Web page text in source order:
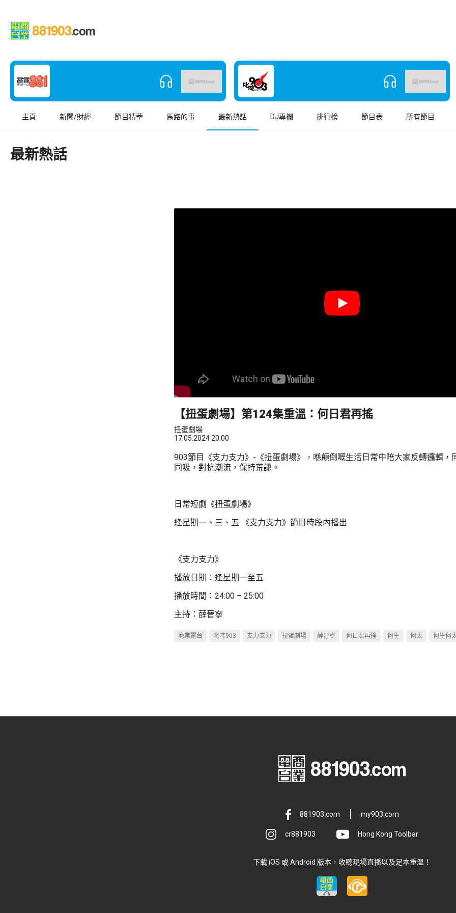
主頁 新聞/財經 節目精華 馬路的事 最新熱話 DJ專欄 排行榜 節目表 所有節目
最新熱話
【扭蛋劇場】第124集重溫：何日君再搖
扭蛋劇場
17.05.2024 20:00
903節目《支力支力》-《扭蛋劇場》，喺顛倒嘅生活日常中陪大家反轉邏輯，
同吸，對抗潮流，保持荒謬。
日常短劇《扭蛋劇場》
逢星期一、三、五 《支力支力》節目時段內播出
《支力支力》
播放日期：逢星期一至五
播放時間：24:00 – 25:00
主持：薛晉寧
商業電台 叱咤903 支力支力 扭蛋劇場 薛晉寧 何日君再搖 何生 何太 何生何
881903.com my903.com
cr881903 Hong Kong Toolbar
下載 iOS 或 Android 版本，收聽現場直播以及足本重溫！